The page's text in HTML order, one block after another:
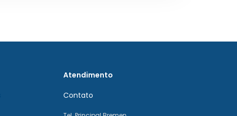
Atendimento
Contato